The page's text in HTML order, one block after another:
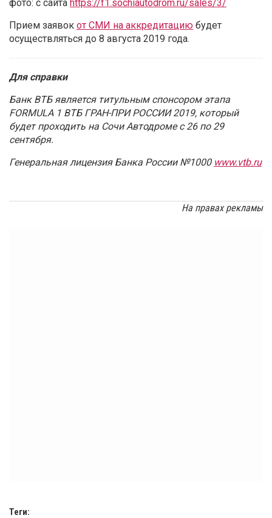
фото: с сайта https://f1.sochiautodrom.ru/sales/3/
Прием заявок от СМИ на аккредитацию будет
осуществляться до 8 августа 2019 года.
Для справки
Банк ВТБ является титульным спонсором этапа
FORMULA 1 ВТБ ГРАН-ПРИ РОССИИ 2019, который
будет проходить на Сочи Автодроме с 26 по 29
сентября.
Генеральная лицензия Банка России №1000 www.vtb.ru
На правах рекламы
Теги: